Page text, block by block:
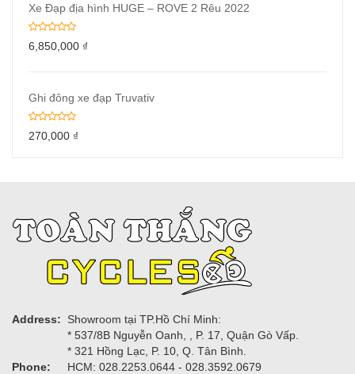
Xe Đạp địa hình HUGE – ROVE 2 Rêu 2022
6,850,000 ₫
Ghi đông xe đạp Truvativ
270,000 ₫
Address:
Showroom tại TP.Hồ Chí Minh:
* 537/8B Nguyễn Oanh, , P. 17, Quận Gò Vấp.
* 321 Hồng Lạc, P. 10, Q. Tân Bình.
Phone:
HCM: 028.2253.0644 - 028.3592.0679